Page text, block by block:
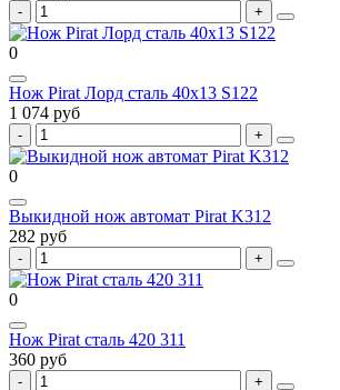
0
Нож Pirat Лорд сталь 40х13 S122
1 074 руб
0
Выкидной нож автомат Pirat K312
282 руб
0
Нож Pirat сталь 420 311
360 руб